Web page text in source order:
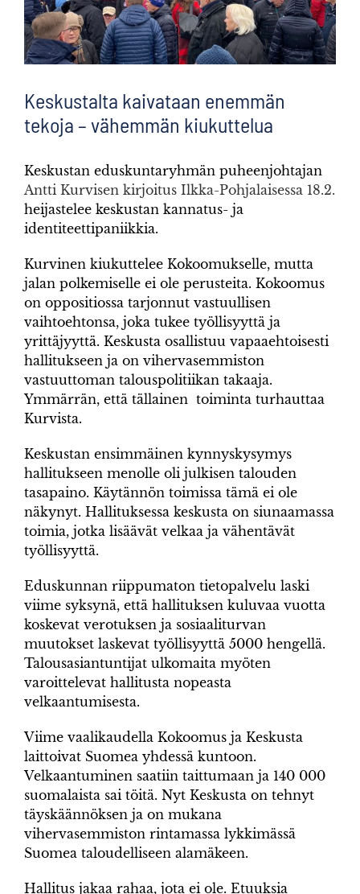
Keskustalta kaivataan enemmän
tekoja – vähemmän kiukuttelua
Keskustan eduskuntaryhmän puheenjohtajan
Antti Kurvisen kirjoitus Ilkka-Pohjalaisessa 18.2.
heijastelee keskustan kannatus- ja
identiteettipaniikkia.
Kurvinen kiukuttelee Kokoomukselle, mutta
jalan polkemiselle ei ole perusteita. Kokoomus
on oppositiossa tarjonnut vastuullisen
vaihtoehtonsa, joka tukee työllisyyttä ja
yrittäjyyttä. Keskusta osallistuu vapaaehtoisesti
hallitukseen ja on vihervasemmiston
vastuuttoman talouspolitiikan takaaja.
Ymmärrän, että tällainen toiminta turhauttaa
Kurvista.
Keskustan ensimmäinen kynnyskysymys
hallitukseen menolle oli julkisen talouden
tasapaino. Käytännön toimissa tämä ei ole
näkynyt. Hallituksessa keskusta on siunaamassa
toimia, jotka lisäävät velkaa ja vähentävät
työllisyyttä.
Eduskunnan riippumaton tietopalvelu laski
viime syksynä, että hallituksen kuluvaa vuotta
koskevat verotuksen ja sosiaaliturvan
muutokset laskevat työllisyyttä 5000 hengellä.
Talousasiantuntijat ulkomaita myöten
varoittelevat hallitusta nopeasta
velkaantumisesta.
Viime vaalikaudella Kokoomus ja Keskusta
laittoivat Suomea yhdessä kuntoon.
Velkaantuminen saatiin taittumaan ja 140 000
suomalaista sai töitä. Nyt Keskusta on tehnyt
täyskäännöksen ja on mukana
vihervasemmiston rintamassa lykkimässä
Suomea taloudelliseen alamäkeen.
Hallitus jakaa rahaa, jota ei ole. Etuuksia